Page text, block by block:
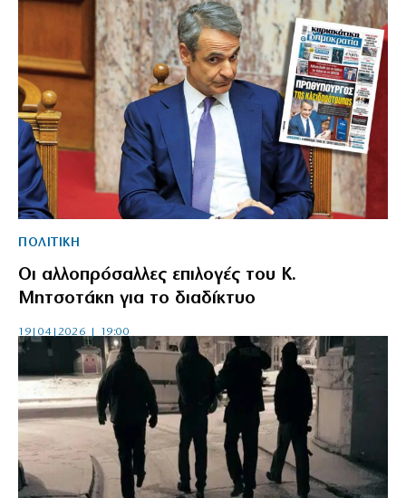
ΠΟΛΙΤΙΚΗ
Οι αλλοπρόσαλλες επιλογές του Κ.
Μητσοτάκη για το διαδίκτυο
19|04|2026 | 19:00